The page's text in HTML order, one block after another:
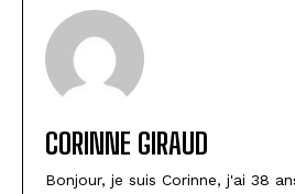
CORINNE GIRAUD
Bonjour, je suis Corinne, j'ai 38